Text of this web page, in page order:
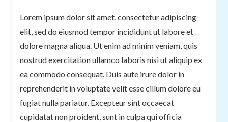
Lorem ipsum dolor sit amet, consectetur adipiscing
elit, sed do eiusmod tempor incididunt ut labore et
dolore magna aliqua. Ut enim ad minim veniam, quis
nostrud exercitation ullamco laboris nisi ut aliquip ex
ea commodo consequat. Duis aute irure dolor in
reprehenderit in voluptate velit esse cillum dolore eu
fugiat nulla pariatur. Excepteur sint occaecat
cupidatat non proident, sunt in culpa qui officia